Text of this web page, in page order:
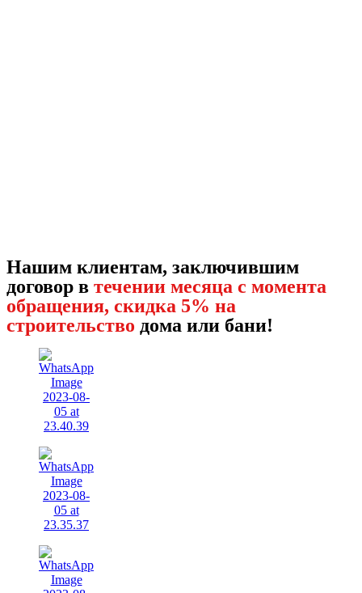
Нашим клиентам, заключившим
договор в течении месяца с момента
обращения, скидка 5% на
строительство дома или бани!